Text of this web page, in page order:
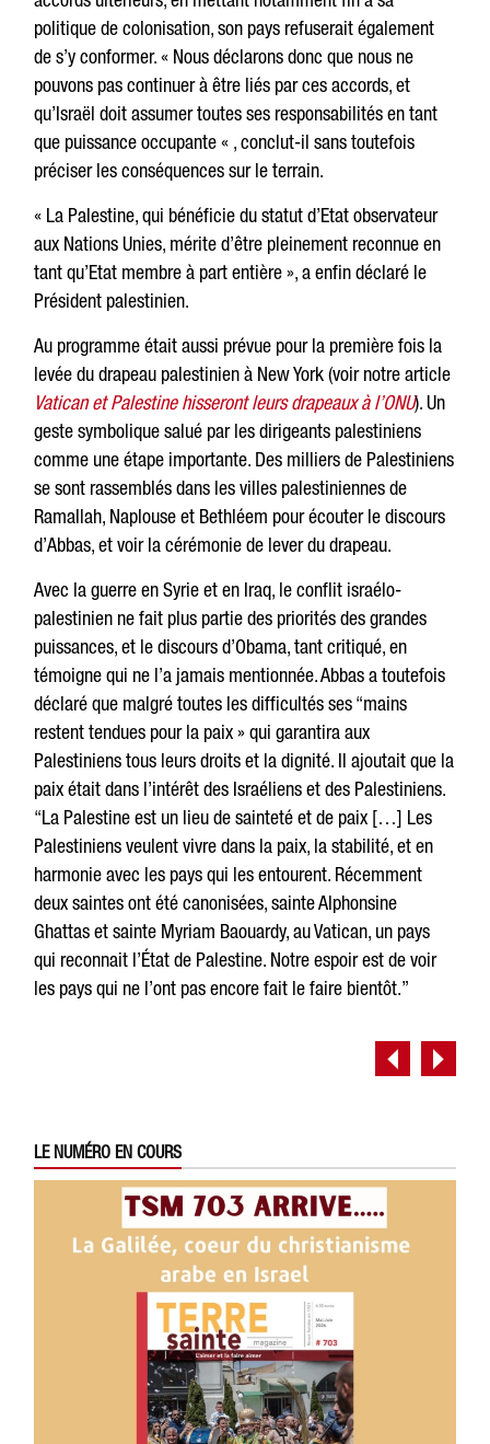
politique de colonisation, son pays refuserait également
de s’y conformer. « Nous déclarons donc que nous ne
pouvons pas continuer à être liés par ces accords, et
qu’Israël doit assumer toutes ses responsabilités en tant
que puissance occupante « , conclut-il sans toutefois
préciser les conséquences sur le terrain.
« La Palestine, qui bénéficie du statut d’Etat observateur
aux Nations Unies, mérite d’être pleinement reconnue en
tant qu’Etat membre à part entière », a enfin déclaré le
Président palestinien.
Au programme était aussi prévue pour la première fois la
levée du drapeau palestinien à New York (voir notre article
Vatican et Palestine hisseront leurs drapeaux à l’ONU). Un
geste symbolique salué par les dirigeants palestiniens
comme une étape importante. Des milliers de Palestiniens
se sont rassemblés dans les villes palestiniennes de
Ramallah, Naplouse et Bethléem pour écouter le discours
d’Abbas, et voir la cérémonie de lever du drapeau.
Avec la guerre en Syrie et en Iraq, le conflit israélo-
palestinien ne fait plus partie des priorités des grandes
puissances, et le discours d’Obama, tant critiqué, en
témoigne qui ne l’a jamais mentionnée. Abbas a toutefois
déclaré que malgré toutes les difficultés ses “mains
restent tendues pour la paix » qui garantira aux
Palestiniens tous leurs droits et la dignité. Il ajoutait que la
paix était dans l’intérêt des Israéliens et des Palestiniens.
“La Palestine est un lieu de sainteté et de paix […] Les
Palestiniens veulent vivre dans la paix, la stabilité, et en
harmonie avec les pays qui les entourent. Récemment
deux saintes ont été canonisées, sainte Alphonsine
Ghattas et sainte Myriam Baouardy, au Vatican, un pays
qui reconnait l’État de Palestine. Notre espoir est de voir
les pays qui ne l’ont pas encore fait le faire bientôt.”
LE NUMÉRO EN COURS